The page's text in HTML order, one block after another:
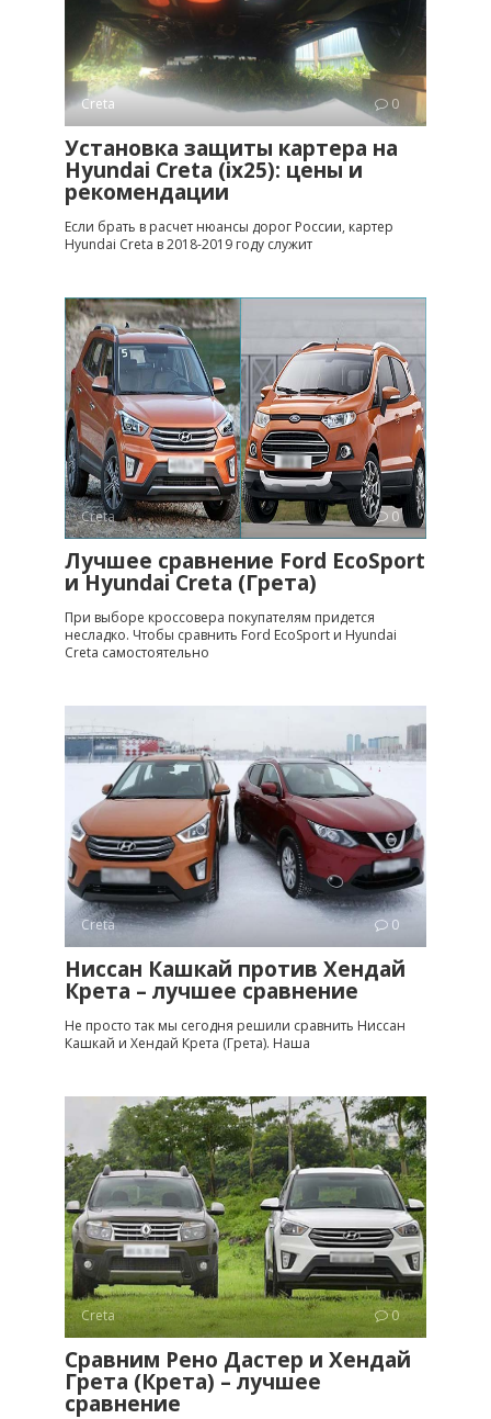
Creta 0
Установка защиты картера на
Hyundai Creta (ix25): цены и
рекомендации
Если брать в расчет нюансы дорог России, картер
Hyundai Creta в 2018-2019 году служит
Creta 0
Лучшее сравнение Ford EcoSport
и Hyundai Creta (Грета)
При выборе кроссовера покупателям придется
несладко. Чтобы сравнить Ford EcoSport и Hyundai
Creta самостоятельно
Creta 0
Ниссан Кашкай против Хендай
Крета – лучшее сравнение
Не просто так мы сегодня решили сравнить Ниссан
Кашкай и Хендай Крета (Грета). Наша
Creta 0
Сравним Рено Дастер и Хендай
Грета (Крета) – лучшее
сравнение